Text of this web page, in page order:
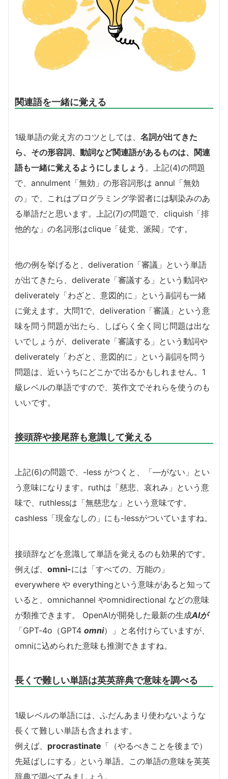
関連語を一緒に覚える
1級単語の覚え方のコツとしては、 名詞が出てきた
ら、その形容詞、動詞など関連語があるものは、関連
語も一緒に覚えるようにしましょう 。上記(4)の問題
で、annulment「無効」の形容詞形は annul「無効
の」で、これはプログラミング学習者には馴染みのあ
る単語だと思います。上記(7)の問題で、cliquish「排
他的な」の名詞形はclique「徒党、派閥」です。
他の例を挙げると、deliveration「審議」という単語
が出てきたら、deliverate「審議する」という動詞や
deliverately「わざと、意図的に」という副詞も一緒
に覚えます。大問1で、deliveration「審議」という意
味を問う問題が出たら、しばらく全く同じ問題は出な
いでしょうが、deliverate「審議する」という動詞や
deliverately「わざと、意図的に」という副詞を問う
問題は、近いうちにどこかで出るかもしれません。1
級レベルの単語ですので、英作文でそれらを使うのも
いいです。
接頭辞や接尾辞も意識して覚える
上記(6)の問題で、-less がつくと、「―がない」とい
う意味になります。ruthは「慈悲、哀れみ」という意
味で、ruthlessは「無慈悲な」という意味です。
cashless「現金なしの」にも-lessがついていますね。
接頭辞などを意識して単語を覚えるのも効果的です。
例えば、 omni-には「すべての、万能の」
everywhere や everythingという意味があると知って
いると、omnichannel やomnidirectional などの意味
が類推できます。
OpenAIが開発した最新の生成AIが
「GPT-4o（GPT4 omni）」と名付けらていますが、
omniに込められた意味も推測できますね。
長くで難しい単語は英英辞典で意味を調べる
1級レベルの単語には、ふだんあまり使わないような
長くて難しい単語も含まれます。
例えば、 procrastinate 「（やるべきことを後まで）
先延ばしにする」という単語。この単語の意味を英英
辞典で調べてみましょう。